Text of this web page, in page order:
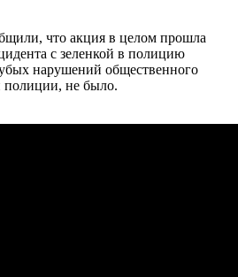
что акция в целом прошла
с зеленкой в ​​полицию
нарушений общественного
полиции, не было.